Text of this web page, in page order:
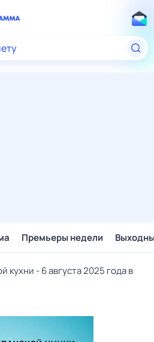
Премьеры недели
кухни - 6 августа 2025 года в